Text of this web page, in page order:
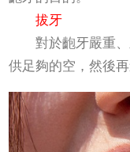
拔牙
對於齙牙嚴重、
供足夠的空，然後再